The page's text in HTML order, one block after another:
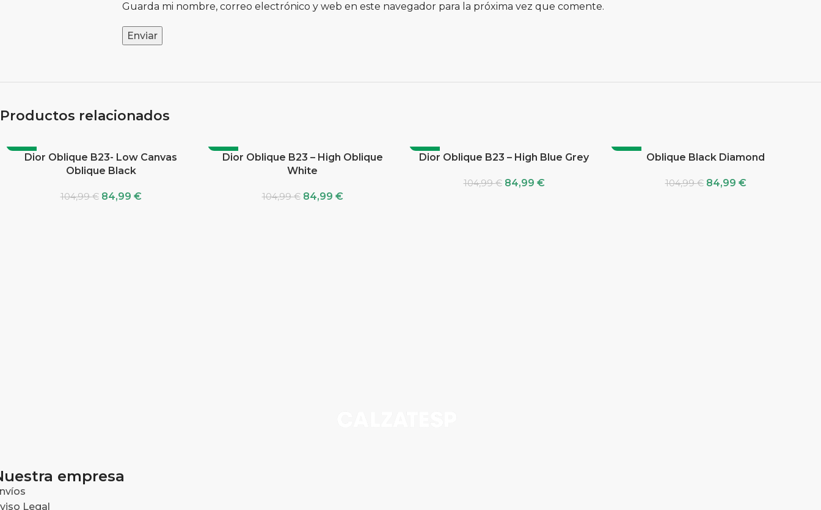
Guarda mi nombre, correo electrónico y web en este navegador para la próxima vez que comente.
Productos relacionados
-19%Dior Oblique B23- Low Canvas
Oblique Black
104,99€ 84,99 €
-19%Dior Oblique B23 – High Oblique
White
104,99€ 84,99 €
-19%
Dior Oblique B23 – High Blue Grey
104,99€ 84,99 €
-19% Oblique Black Diamond
104,99€ 84,99 €
empresa
Legal